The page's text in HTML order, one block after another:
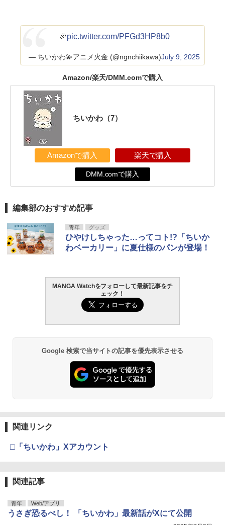
🎉pic.twitter.com/PFGd3HP8b0
— ちいかわ💫アニメ火金 (@ngnchiikawa)July 9, 2025
Amazon/楽天/DMM.comで購入
ちいかわ（7）
Amazonで購入 楽天で購入
DMM.comで購入
編集部のおすすめ記事
青年 グッズ
ひやけしちゃった…ってコト!?「ちいか
わベーカリー」に夏仕様のパンが登場！
MANGA Watchをフォローして最新記事をチ
ェック！
Google 検索で当サイトの記事を優先表示させる
関連リンク
□「ちいかわ」Xアカウント
関連記事
青年 Web/アプリ
うさぎ恐るべし！ 「ちいかわ」最新話がXにて公開